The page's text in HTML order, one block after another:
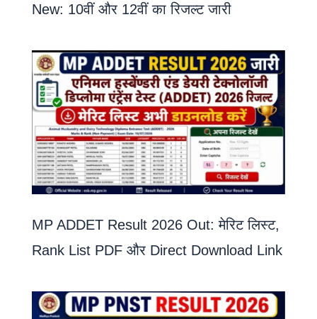
New: 10वीं और 12वीं का रिजल्ट जारी
MP ADDET Result 2026 Out: मेरिट लिस्ट,
Rank List PDF और Direct Download Link